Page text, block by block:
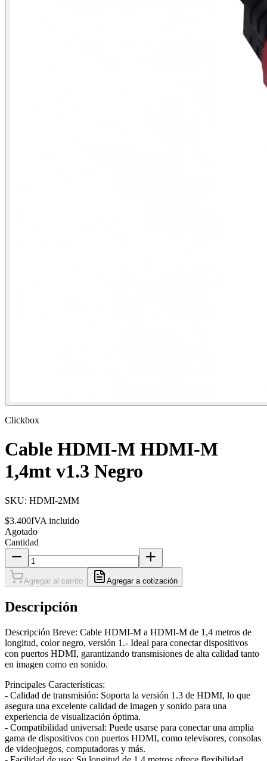
Clickbox
Cable HDMI-M HDMI-M
1,4mt v1.3 Negro
SKU: HDMI-2MM
$3.400IVA incluido
Agotado
Cantidad
Agregar al carrito Agregar a cotización
Descripción
Descripción Breve: Cable HDMI-M a HDMI-M de 1,4 metros de
longitud, color negro, versión 1.- Ideal para conectar dispositivos
con puertos HDMI, garantizando transmisiones de alta calidad tanto
en imagen como en sonido.
Principales Características:
- Calidad de transmisión: Soporta la versión 1.3 de HDMI, lo que
asegura una excelente calidad de imagen y sonido para una
experiencia de visualización óptima.
- Compatibilidad universal: Puede usarse para conectar una amplia
gama de dispositivos con puertos HDMI, como televisores, consolas
de videojuegos, computadoras y más.